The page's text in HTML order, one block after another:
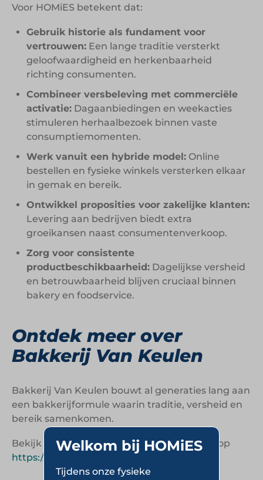
Voor HOMiES betekent dat:
Gebruik historie als fundament voor
vertrouwen: Een lange traditie versterkt
geloofwaardigheid en herkenbaarheid
richting consumenten.
Combineer versbeleving met commerciële
activatie: Dagaanbiedingen en weekacties
stimuleren herhaalbezoek binnen vaste
consumptiemomenten.
Werk vanuit een hybride model: Online
bestellen en fysieke winkels versterken elkaar
in gemak en bereik.
Ontwikkel proposities voor zakelijke klanten:
Levering aan bedrijven biedt extra
groeikansen naast consumentenverkoop.
Zorg voor consistente
productbeschikbaarheid: Dagelijkse versheid
en betrouwbaarheid blijven cruciaal binnen
bakery en foodservice.
Ontdek meer over
Bakkerij Van Keulen
Bakkerij Van Keulen bouwt al generaties lang aan
een bakkerijformule waarin traditie, versheid en
bereik samenkomen.
Bekijk de website van Bakkerij Van Keulen op
https://www.bakkerijvankeulen.nl
Welkom bij HOMiES
Tijdens onze fysieke